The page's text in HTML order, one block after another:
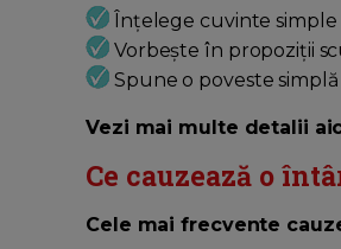
Înțelege cuvinte simple
Vorbește în propoziții
Spune o poveste simplă
Vezi mai multe detalii
Ce cauzează o
Cele mai frecvente